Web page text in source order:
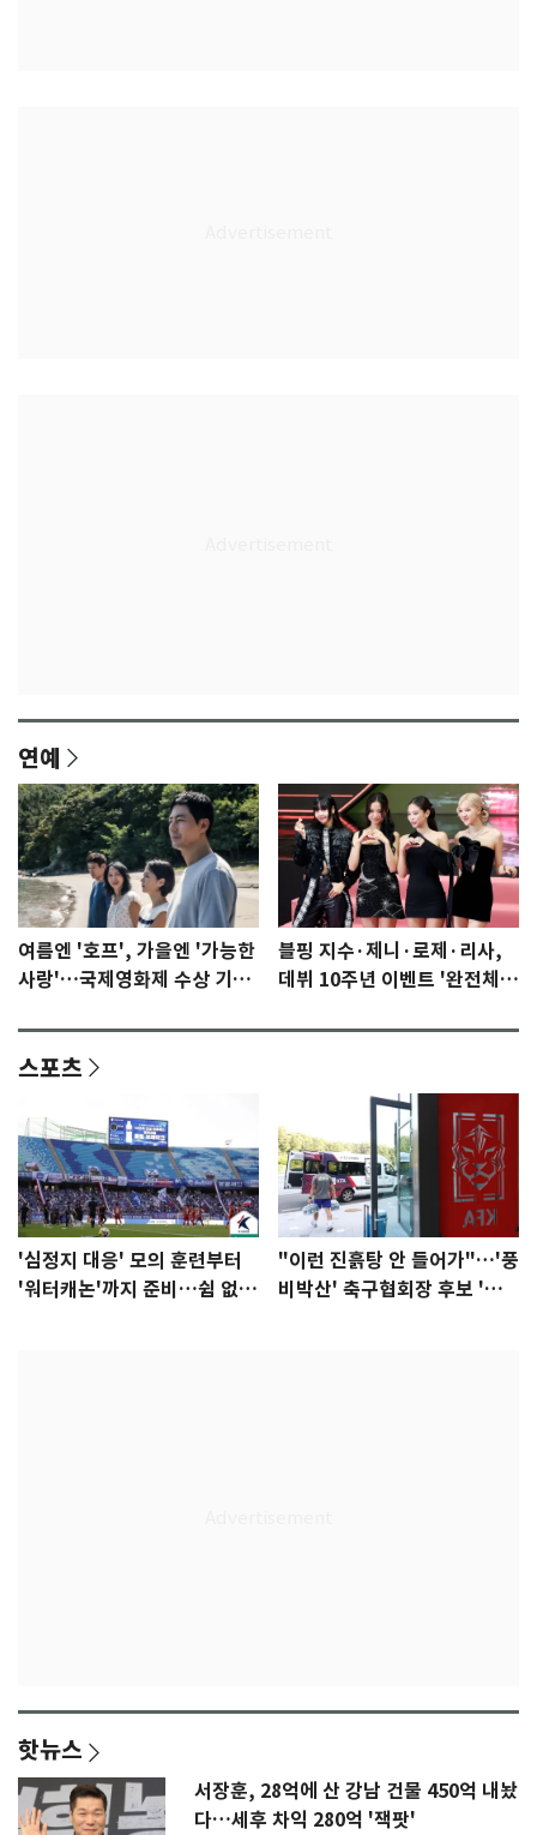
연예
여름엔 '호프', 가을엔 '가능한
사랑'…국제영화제 수상 기대
블핑 지수·제니·로제·리사,
데뷔 10주년 이벤트 '완전체'
스포츠
'심정지 대응' 모의 훈련부터
'워터캐논'까지 준비…쉼 없는
"이런 진흙탕 안 들어가"…'풍
비박산' 축구협회장 후보 '실
핫뉴스
서장훈, 28억에 산 강남 건물 450억 내놨
다…세후 차익 280억 '잭팟'